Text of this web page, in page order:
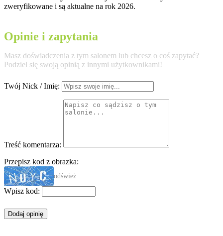
zweryfikowane i są aktualne na rok 2026.
Opinie i zapytania
Masz doświadczenia z tym salonem lub chcesz o coś zapytać?
Podziel się swoją opinią z innymi użytkownikami!
Twój Nick / Imię:
Treść komentarza:
Przepisz kod z obrazka:
odśwież
Wpisz kod: